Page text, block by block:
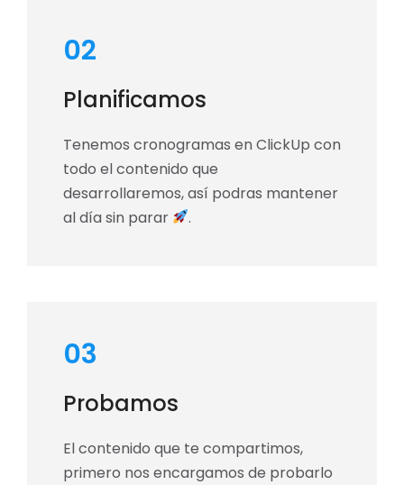
02
Planificamos
Tenemos cronogramas en ClickUp con
todo el contenido que
desarrollaremos, así podras mantener
al día sin parar
.
03
Probamos
El contenido que te compartimos,
primero nos encargamos de probarlo